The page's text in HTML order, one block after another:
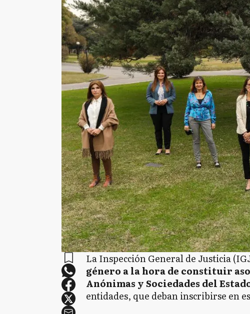
La Inspección General de Justicia
género a la hora de constituir
Anónimas y Sociedades del
entidades, que deban inscribirse en